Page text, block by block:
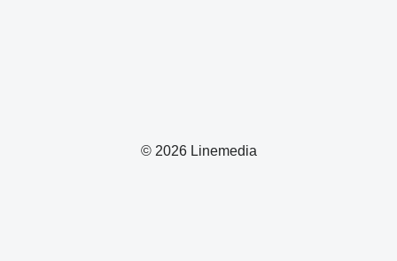
© 2026 Linemedia